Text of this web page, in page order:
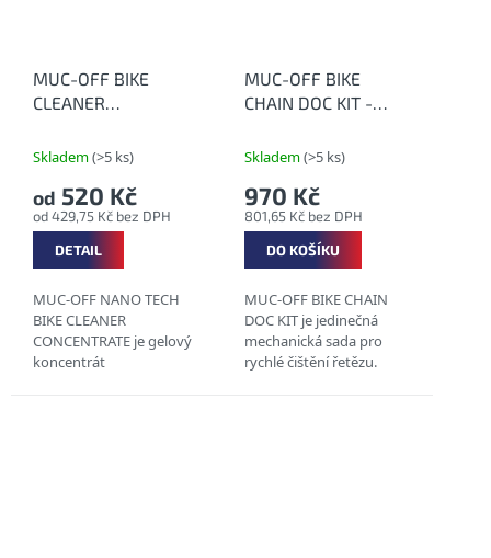
MUC-OFF BIKE
CLEANER
Koncentrovaný Nano
Skladem(>5 ks)
od 429,75 Kč bez DPH
od 520 Kč
DETAIL
MUC-OFF NANO TECH
BIKE CLEANER
CONCENTRATE je gelový
koncentrát
MUC-OFF BIKE
CHAIN DOC KIT -
(sada)
Skladem(>5 ks)
801,65 Kč bez DPH
970 Kč
DO KOŠÍKU
MUC-OFF BIKE CHAIN
DOC KIT je jedinečná
mechanická sada pro
rychlé čištění řetězu.